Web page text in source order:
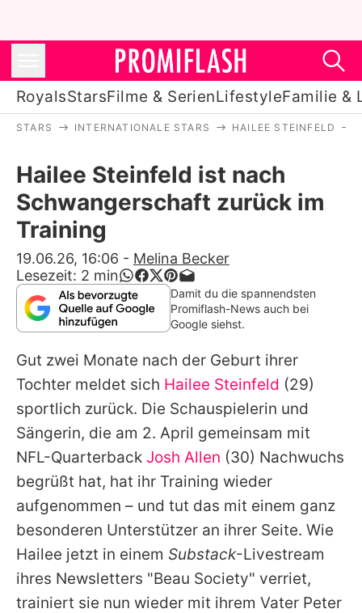
RoyalsStarsFilme & SerienLifestyleFamilie &
Stars
Filme & Serien
Lifestyle
Familie & Liebe
Promiflash Exklusiv
Alle Themen auf Promiflash
Jobs
App runterladen
Team
Redaktionelle Richtlinien
Impressum
Datenschutzerklärung
STARS INTERNATIONALE STARS HAILEE STEINFELD
Hailee Steinfeld ist nach
Schwangerschaft zurück im
Training
19.06.26, 16:06 - Melina Becker
Lesezeit: 2 min
Damit du die spannendsten
Promiflash-News auch bei
Google siehst.
Gut zwei Monate nach der Geburt ihrer
Tochter meldet sich Hailee Steinfeld (29)
sportlich zurück. Die Schauspielerin und
Sängerin, die am 2. April gemeinsam mit
NFL-Quarterback Josh Allen (30) Nachwuchs
begrüßt hat, hat ihr Training wieder
aufgenommen – und tut das mit einem ganz
besonderen Unterstützer an ihrer Seite. Wie
Hailee jetzt in einem Substack-Livestream
ihres Newsletters "Beau Society" verriet,
trainiert sie nun wieder mit ihrem Vater Peter